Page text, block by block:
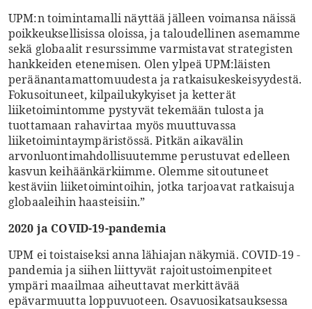
UPM:n toimintamalli näyttää jälleen voimansa näissä
poikkeuksellisissa oloissa, ja taloudellinen asemamme
sekä globaalit resurssimme varmistavat strategisten
hankkeiden etenemisen. Olen ylpeä UPM:läisten
peräänantamattomuudesta ja ratkaisukeskeisyydestä.
Fokusoituneet, kilpailukykyiset ja ketterät
liiketoimintomme pystyvät tekemään tulosta ja
tuottamaan rahavirtaa myös muuttuvassa
liiketoimintaympäristössä. Pitkän aikavälin
arvonluontimahdollisuutemme perustuvat edelleen
kasvun keihäänkärkiimme. Olemme sitoutuneet
kestäviin liiketoimintoihin, jotka tarjoavat ratkaisuja
globaaleihin haasteisiin.”
2020 ja COVID-19-pandemia
UPM ei toistaiseksi anna lähiajan näkymiä. COVID-19 -
pandemia ja siihen liittyvät rajoitustoimenpiteet
ympäri maailmaa aiheuttavat merkittävää
epävarmuutta loppuvuoteen. Osavuosikatsauksessa